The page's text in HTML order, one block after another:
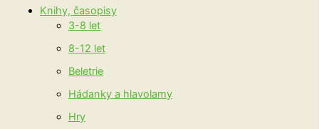
Knihy, časopisy
3-8 let
8-12 let
Beletrie
Hádanky a hlavolamy
Hry